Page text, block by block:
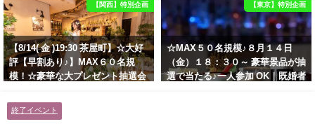
【関西】特別企画
【8/14( 金 )19:30 茶屋町】☆大好
評【早割あり♪】MAX６０名規
模！☆豪華な大プレゼント抽選会
男性とオシャレ好きで落ち着いた
大人女性の既婚者限定ビッグパー
【東京】特別企画
☆MAX５０名規模♪８月１４日
（金）１８：３０～ 豪華景品が抽
選で当たる♪一人参加 OK｜既婚者
終了イベント